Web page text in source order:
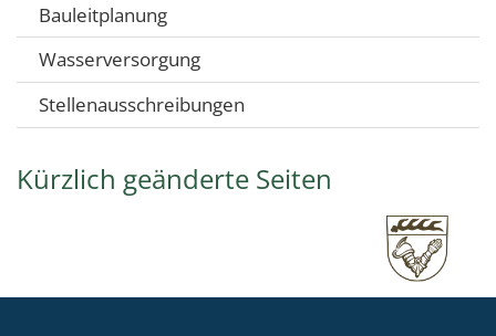
Bauleitplanung
Wasserversorgung
Stellenausschreibungen
Kürzlich geänderte Seiten